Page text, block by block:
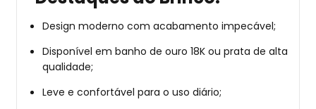
Design moderno com acabamento impecável;
Disponível em banho de ouro 18K ou prata de alta
qualidade;
Leve e confortável para o uso diário;